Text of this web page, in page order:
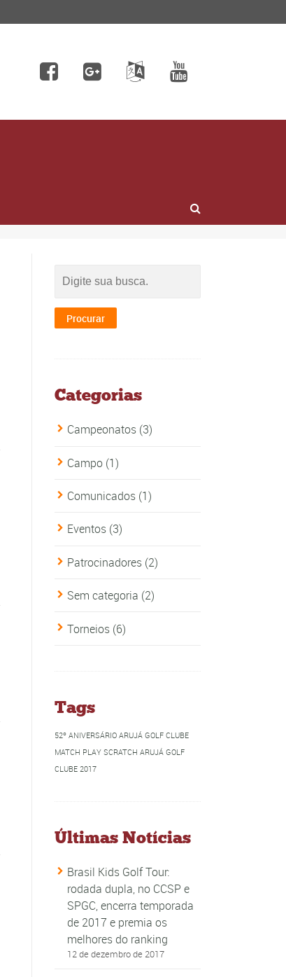
Categorias
Campeonatos (3)
Campo (1)
Comunicados (1)
Eventos (3)
Patrocinadores (2)
Sem categoria (2)
Torneios (6)
Tags
52º ANIVERSÁRIO ARUJÁ GOLF CLUBE
MATCH PLAY SCRATCH ARUJÁ GOLF
CLUBE 2017
Últimas Notícias
Brasil Kids Golf Tour:
rodada dupla, no CCSP e
SPGC, encerra temporada
de 2017 e premia os
melhores do ranking
12 de dezembro de 2017